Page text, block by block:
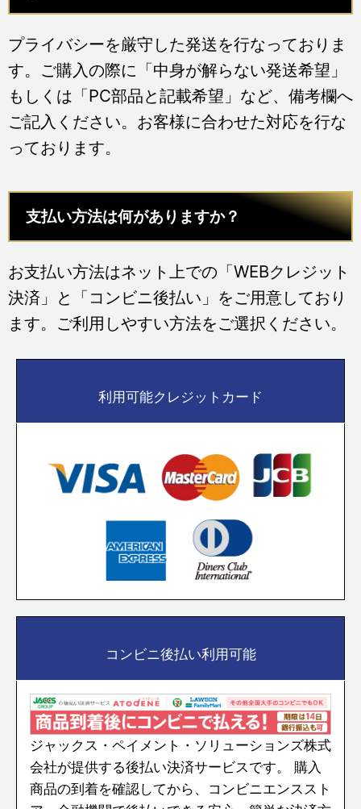
プライバシーを厳守した発送を行なっておりま
す。ご購入の際に「中身が解らない発送希望」
もしくは「PC部品と記載希望」など、備考欄へ
ご記入ください。お客様に合わせた対応を行な
っております。
支払い方法は何がありますか？
お支払い方法はネット上での「WEBクレジット
決済」と「コンビニ後払い」をご用意しており
ます。ご利用しやすい方法をご選択ください。
利用可能クレジットカード
コンビニ後払い利用可能
ジャックス・ペイメント・ソリューションズ株式
会社が提供する後払い決済サービスです。
購入
商品の到着を確認してから、コンビニエンススト